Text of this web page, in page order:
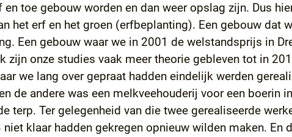
toe gebouw worden en dan weer opslag zijn. Dus
het erf en het groen (erfbeplanting). Een gebouw dat
Een gebouw waar we in 2001 de welstandsprijs in
onze studies vaak meer theorie gebleven tot in
we lang over gepraat hadden eindelijk werden
de andere was een melkveehouderij voor een boerin
Ter gelegenheid van die twee gerealiseerde
klaar hadden gekregen opnieuw wilden maken. En